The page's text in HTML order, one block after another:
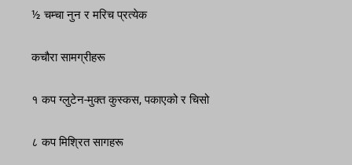
½ चम्चा नुन र मरिच प्रत्येक
कचौरा सामग्रीहरू
१ कप ग्लुटेन-मुक्त कुस्कस, पकाएको र चिसो
८ कप मिश्रित सागहरू